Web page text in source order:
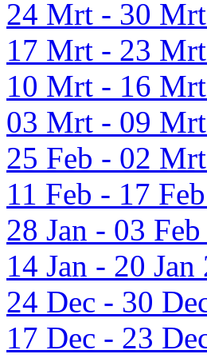
24 Mrt - 30
17 Mrt - 23
10 Mrt - 16
03 Mrt - 09
25 Feb - 02
11 Feb - 17
28 Jan - 03
14 Jan - 20 Jan
24 Dec - 30
17 Dec - 23